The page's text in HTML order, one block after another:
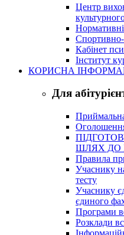
Центр
Спортивно-
Кабінет
Інститут
КОРИСНА
Для
Приймальна
ШЛЯХ ДО
Правила
Учаснику
тесту
Учаснику
єдиного
Програми
Розклади